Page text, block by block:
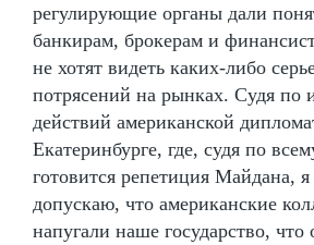
регулирующие органы дали
банкирам, брокерам и
не хотят видеть каких-либо
потрясений на рынках. Судя по
действий американской
Екатеринбурге, где, судя по
готовится репетиция Майдана,
допускаю, что американские
напугали наше государство, что